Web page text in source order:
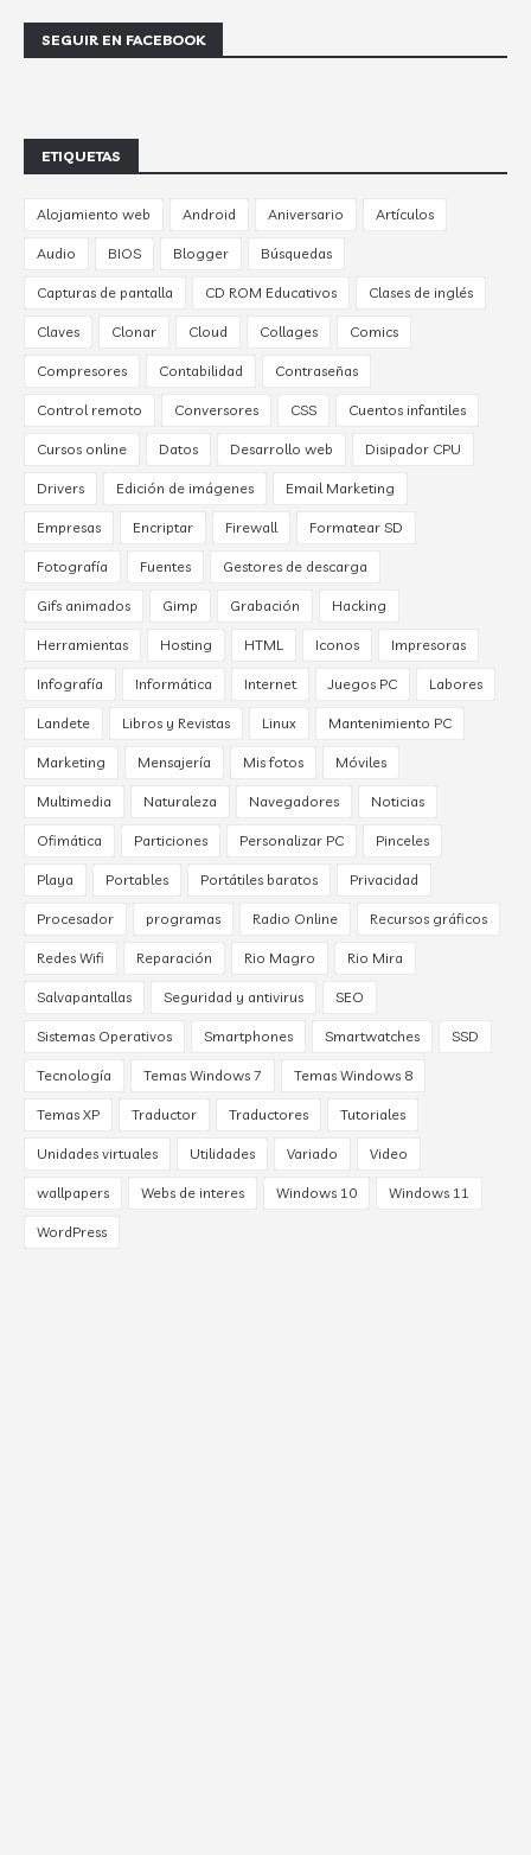
SEGUIR EN FACEBOOK
ETIQUETAS
Alojamiento web Android Aniversario Artículos
Audio BIOS Blogger Búsquedas
Capturas de pantalla CD ROM Educativos Clases de inglés
Claves Clonar Cloud Collages Comics
Compresores Contabilidad Contraseñas
Control remoto Conversores CSS Cuentos infantiles
Cursos online Datos Desarrollo web Disipador CPU
Drivers Edición de imágenes Email Marketing
Empresas Encriptar Firewall Formatear SD
Fotografía Fuentes Gestores de descarga
Gifs animados Gimp Grabación Hacking
Herramientas Hosting HTML Iconos Impresoras
Infografía Informática Internet Juegos PC Labores
Landete Libros y Revistas Linux Mantenimiento PC
Marketing Mensajería Mis fotos Móviles
Multimedia Naturaleza Navegadores Noticias
Ofimática Particiones Personalizar PC Pinceles
Playa Portables Portátiles baratos Privacidad
Procesador programas Radio Online Recursos gráficos
Redes Wifi Reparación Rio Magro Rio Mira
Salvapantallas Seguridad y antivirus SEO
Sistemas Operativos Smartphones Smartwatches SSD
Tecnología Temas Windows 7 Temas Windows 8
Temas XP Traductor Traductores Tutoriales
Unidades virtuales Utilidades Variado Video
wallpapers Webs de interes Windows 10 Windows 11
WordPress